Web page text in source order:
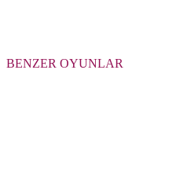
BENZER OYUNLAR